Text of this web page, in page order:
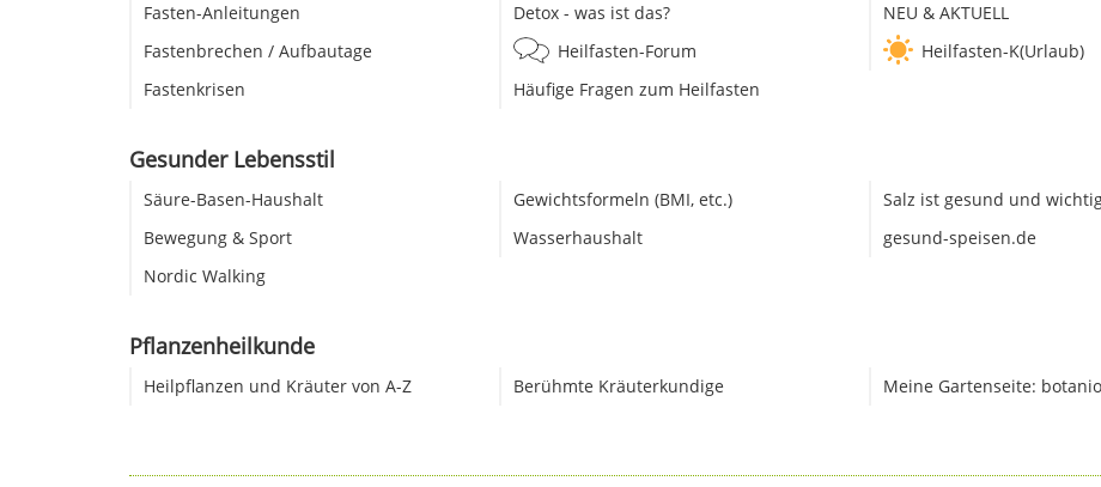
Fasten-Anleitungen
Fastenbrechen / Aufbautage
Fastenkrisen
Detox - was ist das?
Heilfasten-Forum
Häufige Fragen zum Heilfasten
NEU & AKTUELL
Heilfasten-K(Urlaub)
Gesunder Lebensstil
Säure-Basen-Haushalt
Bewegung & Sport
Nordic Walking
Gewichtsformeln (BMI, etc.)
Wasserhaushalt
Salz ist gesund und
gesund-speisen.de
Pflanzenheilkunde
Heilpflanzen und Kräuter von A-Z Berühmte Kräuterkundige Meine Gartenseite: